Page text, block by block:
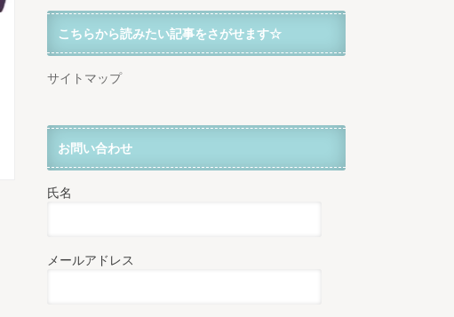
こちらから読みたい記事をさがせます☆
サイトマップ
お問い合わせ
氏名
メールアドレス